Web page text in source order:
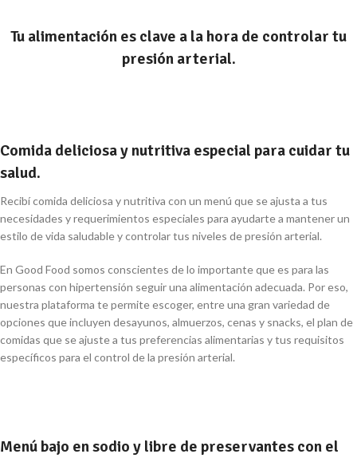
Tu alimentación es clave a la hora de controlar tu
presión arterial.
Comida deliciosa y nutritiva especial para cuidar tu
salud.
Recibí comida deliciosa y nutritiva con un menú que se ajusta a tus
necesidades y requerimientos especiales para ayudarte a mantener un
estilo de vida saludable y controlar tus niveles de presión arterial.
En Good Food somos conscientes de lo importante que es para las
personas con hipertensión seguir una alimentación adecuada. Por eso,
nuestra plataforma te permite escoger, entre una gran variedad de
opciones que incluyen desayunos, almuerzos, cenas y snacks, el plan de
comidas que se ajuste a tus preferencias alimentarias y tus requisitos
específicos para el control de la presión arterial.
Menú bajo en sodio y libre de preservantes con el